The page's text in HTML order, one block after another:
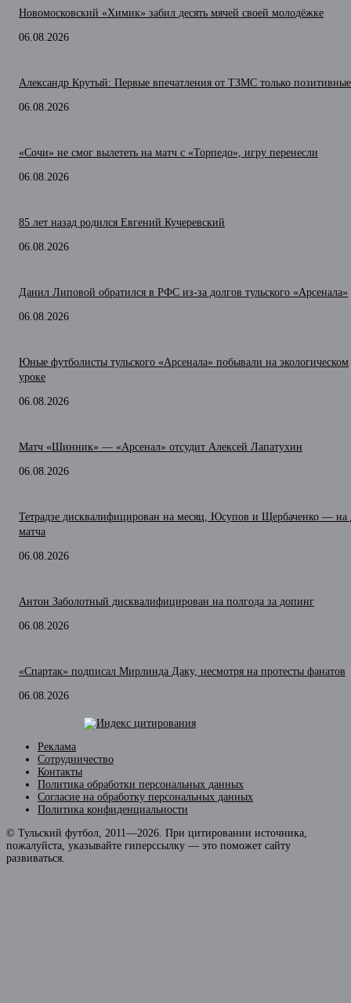
Новомосковский «Химик» забил десять мячей своей молодёжке
06.08.2026
Александр Крутый: Первые впечатления от ТЗМС только позитивные
06.08.2026
«Сочи» не смог вылететь на матч с «Торпедо», игру перенесли
06.08.2026
85 лет назад родился Евгений Кучеревский
06.08.2026
Данил Липовой обратился в РФС из-за долгов тульского «Арсенала»
06.08.2026
Юные футболисты тульского «Арсенала» побывали на экологическом
уроке
06.08.2026
Матч «Шинник» — «Арсенал» отсудит Алексей Лапатухин
06.08.2026
Тетрадзе дисквалифицирован на месяц, Юсупов и Щербаченко — на
матча
06.08.2026
Антон Заболотный дисквалифицирован на полгода за допинг
06.08.2026
«Спартак» подписал Мирлинда Даку, несмотря на протесты фанатов
06.08.2026
Реклама
Сотрудничество
Контакты
Политика обработки персональных данных
Согласие на обработку персональных данных
Политика конфиденциальности
© Тульский футбол, 2011—2026. При цитировании источника,
пожалуйста, указывайте гиперссылку — это поможет сайту
развиваться.